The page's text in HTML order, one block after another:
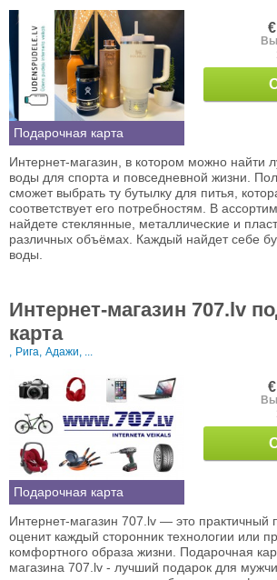
Подарочная карта
Интернет-магазин, в котором можно найти
воды для спорта и повседневной жизни.
сможет выбрать ту бутылку для питья,
соответствует его потребностям. В
найдете стеклянные, металлические и
различных объёмах. Каждый найдет себе
воды.
Интернет-магазин 707.lv
карта
, Рига, Адажи, ...
Подарочная карта
Интернет-магазин 707.lv — это практичный
оценит каждый сторонник технологии или
комфортного образа жизни. Подарочная
магазина 707.lv - лучший подарок для